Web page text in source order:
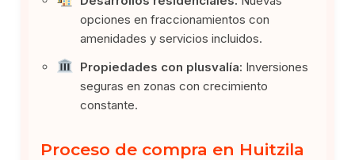
opciones en fraccionamientos con
amenidades y servicios incluidos.
Propiedades con plusvalía: Inversiones
seguras en zonas con crecimiento
constante.
Proceso de compra en Huitzila